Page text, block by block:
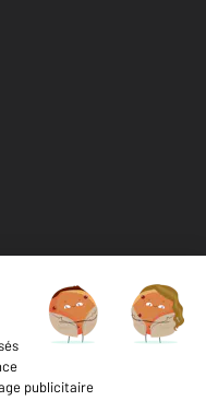
d'honoraires